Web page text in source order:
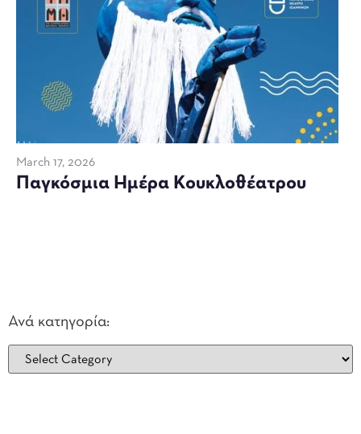
March 17, 2026
Παγκόσμια Ημέρα Κουκλοθέατρου
Ανά κατηγορία: